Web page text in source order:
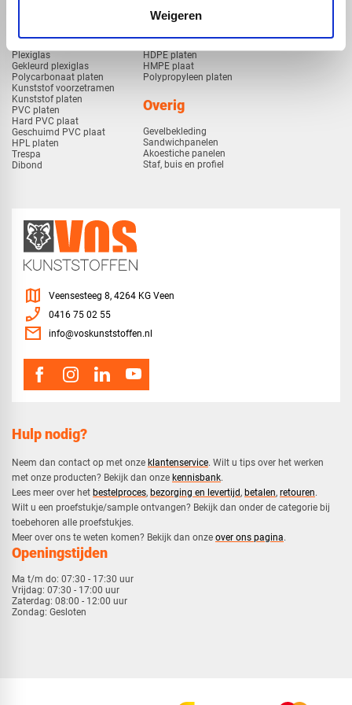
Weigeren
Plexiglas
Gekleurd plexiglas
Polycarbonaat platen
Kunststof voorzetramen
Kunststof platen
PVC platen
Hard PVC plaat
Geschuimd PVC plaat
HPL platen
Trespa
Dibond
HDPE platen
HMPE plaat
Polypropyleen platen
Overig
Gevelbekleding
Sandwichpanelen
Akoestiche panelen
Staf, buis en profiel
Hulp nodig?
Neem dan contact op met onze klantenservice. Wilt u tips over het werken
met onze producten? Bekijk dan onze kennisbank.
​Lees meer over het bestelproces, bezorging en levertijd, betalen, retouren.​
​Wilt u een proefstukje/sample ontvangen? Bekijk dan onder de categorie bij
toebehoren alle proefstukjes.
​​Meer over ons te weten komen? Bekijk dan onze over ons pagina.
Openingstijden
Ma t/m do: 07:30 - 17:30 uur
Vrijdag: 07:30 - 17:00 uur
Zaterdag: 08:00 - 12:00 uur
Zondag: Gesloten
map Veensesteeg 8, 4264 KG Veen
phone_enabled 0416 75 02 55
mail info@voskunststoffen.nl